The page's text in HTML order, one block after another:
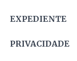
EXPEDIENTE
PRIVACIDADE